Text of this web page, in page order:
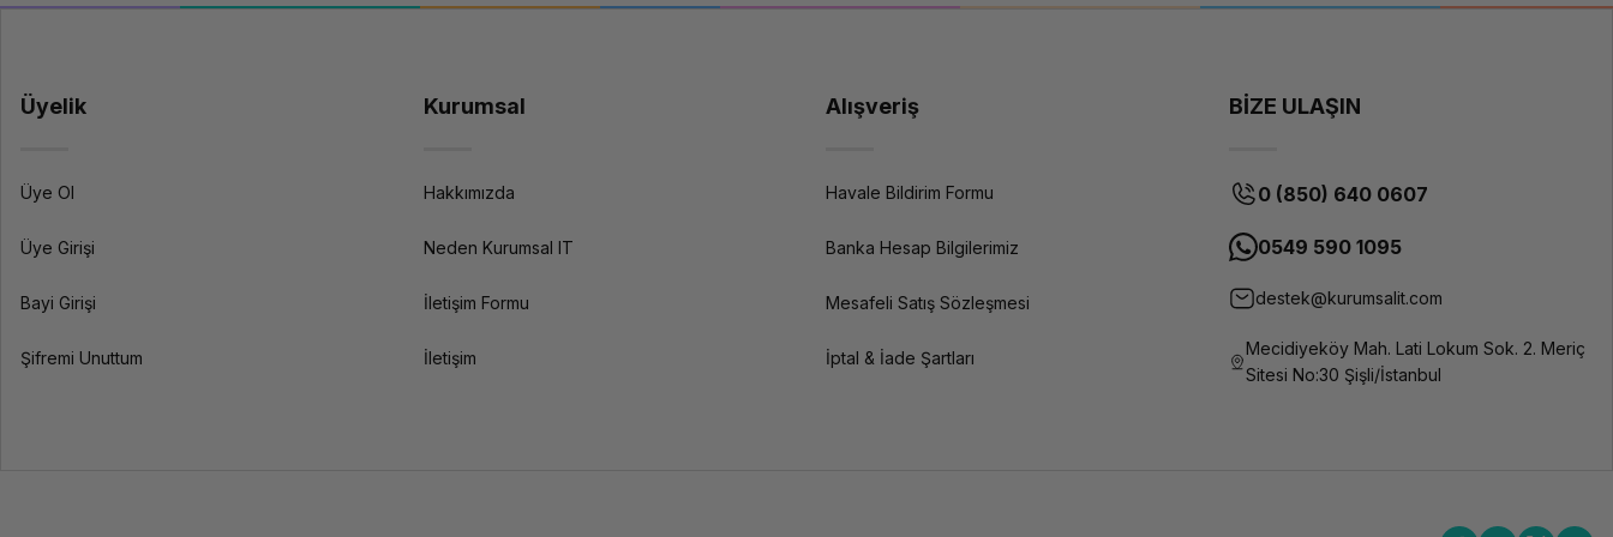
Üyelik
Üye Ol
Üye Girişi
Bayi Girişi
Şifremi Unuttum
Kurumsal
Hakkımızda
Neden Kurumsal IT
İletişim Formu
İletişim
Alışveriş
Havale Bildirim Formu
Banka Hesap Bilgilerimiz
Mesafeli Satış Sözleşmesi
İptal & İade Şartları
BİZE ULAŞIN
0 (850) 640 0607
0549 590 1095
destek@kurumsalit.com
Mecidiyeköy Mah. Lati Lokum Sok. 2. Meriç
Sitesi No:30 Şişli/İstanbul